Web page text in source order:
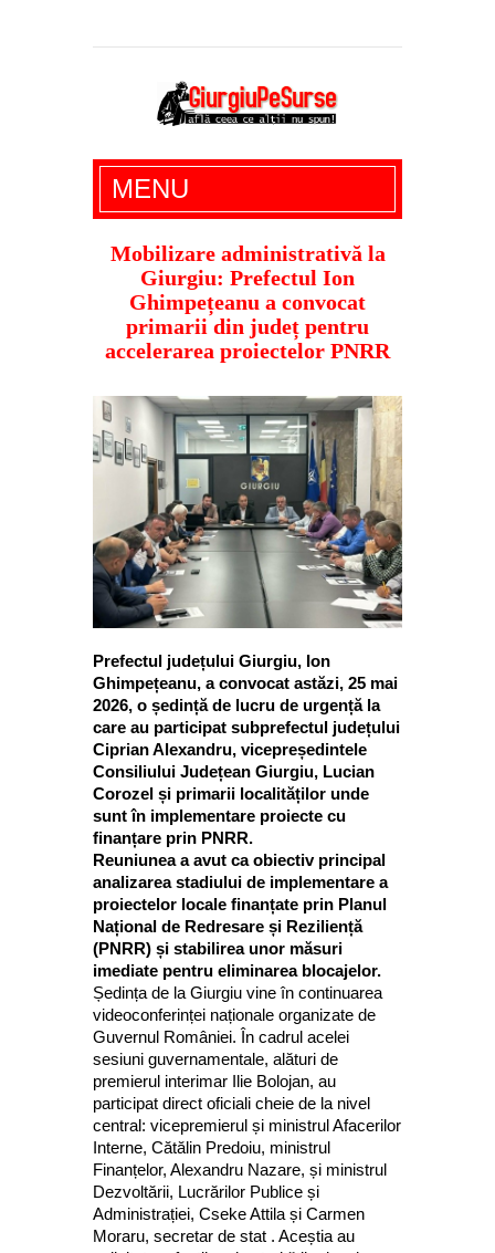
Giurgiu Pe Surse – actualitate giurgiu,
administratie giurgiu, stiri politice, social
economic, editoriale giurgiu, dezvaluiri,
soc, cancan, stiri locale
MENU
Mobilizare administrativă la
Giurgiu: Prefectul Ion
Ghimpețeanu a convocat
primarii din județ pentru
accelerarea proiectelor PNRR
Prefectul județului Giurgiu, Ion
Ghimpețeanu, a convocat astăzi, 25 mai
2026, o ședință de lucru de urgență la
care au participat subprefectul județului
Ciprian Alexandru, vicepreședintele
Consiliului Județean Giurgiu, Lucian
Corozel și primarii localităților unde
sunt în implementare proiecte cu
finanțare prin PNRR.
Reuniunea a avut ca obiectiv principal
analizarea stadiului de implementare a
proiectelor locale finanțate prin Planul
Național de Redresare și Reziliență
(PNRR) și stabilirea unor măsuri
imediate pentru eliminarea blocajelor.
Ședința de la Giurgiu vine în continuarea
videoconferinței naționale organizate de
Guvernul României. În cadrul acelei
sesiuni guvernamentale, alături de
premierul interimar Ilie Bolojan, au
participat direct oficiali cheie de la nivel
central: vicepremierul și ministrul Afacerilor
Interne, Cătălin Predoiu, ministrul
Finanțelor, Alexandru Nazare, și ministrul
Dezvoltării, Lucrărilor Publice și
Administrației, Cseke Attila și Carmen
Moraru, secretar de stat . Aceștia au